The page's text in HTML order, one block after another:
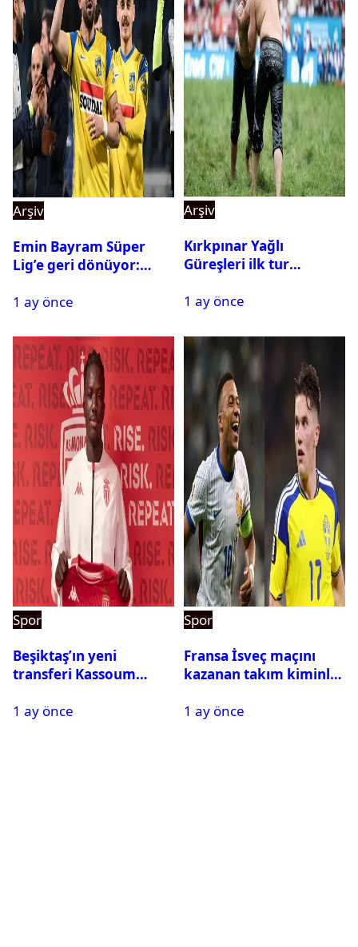
Arşiv
Emin Bayram Süper
Lig’e geri dönüyor:
1 ay önce
Arşiv
Kırkpınar Yağlı
Güreşleri ilk tur
2. tura geçen
1 ay önce
Spor
Beşiktaş’ın yeni
transferi Kassoum
gelecek? Resmi
1 ay önce
Spor
Fransa İsveç maçını
kazanan takım kiminle
turundaki rakip belli
1 ay önce